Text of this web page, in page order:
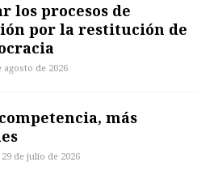
los procesos de
por la restitución de
agosto de 2026
más
de julio de 2026